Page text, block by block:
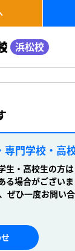
浜松校
専門学校・高
生・高校生の方は
る場合がございま
ぜひ一度お問い合